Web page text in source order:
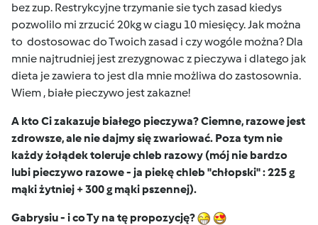
bez zup. Restrykcyjne trzymanie sie tych zasad kiedys
pozwolilo mi zrzucić 20kg w ciagu 10 miesięcy. Jak można
to dostosowac do Twoich zasad i czy wogóle można? Dla
mnie najtrudniej jest zrezygnowac z pieczywa i dlatego jak
dieta je zawiera to jest dla mnie możliwa do zastosownia.
Wiem , białe pieczywo jest zakazne!
A kto Ci zakazuje białego pieczywa? Ciemne, razowe jest
zdrowsze, ale nie dajmy się zwariować. Poza tym nie
każdy żołądek toleruje chleb razowy (mój nie bardzo
lubi pieczywo razowe - ja piekę chleb "chłopski" : 225 g
mąki żytniej + 300 g mąki pszennej).
Gabrysiu - i co Ty na tę propozycję?